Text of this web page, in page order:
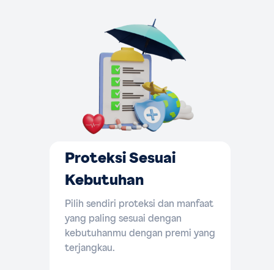
Proteksi Sesuai
Kebutuhan
Pilih sendiri proteksi dan manfaat
yang paling sesuai dengan
kebutuhanmu dengan premi yang
terjangkau.